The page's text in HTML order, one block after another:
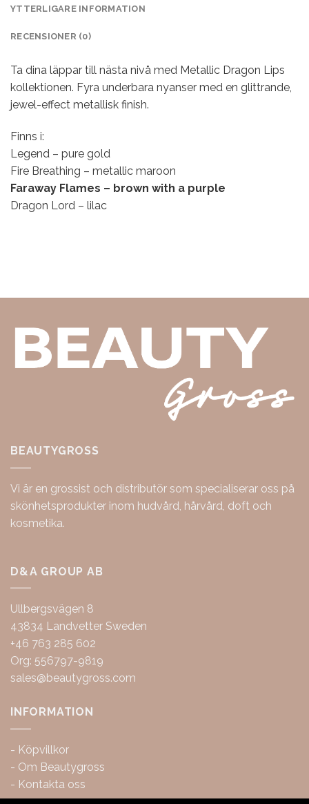
YTTERLIGARE INFORMATION
RECENSIONER (0)
Ta dina läppar till nästa nivå med Metallic Dragon Lips
kollektionen. Fyra underbara nyanser med en glittrande,
jewel-effect metallisk finish.
Finns i:
Legend – pure gold
Fire Breathing – metallic maroon
Faraway Flames – brown with a purple
Dragon Lord – lilac
BEAUTYGROSS
Vi är en grossist och distributör som specialiserar oss på
skönhetsprodukter inom hudvård, hårvård, doft och
kosmetika.
D&A GROUP AB
Ullbergsvägen 8
43834 Landvetter Sweden
+46 763 285 602
Org: 556797-9819
sales@beautygross.com
INFORMATION
- Köpvillkor
- Om Beautygross
- Kontakta oss